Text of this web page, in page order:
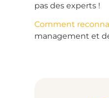
pas des experts !
Comment
management et